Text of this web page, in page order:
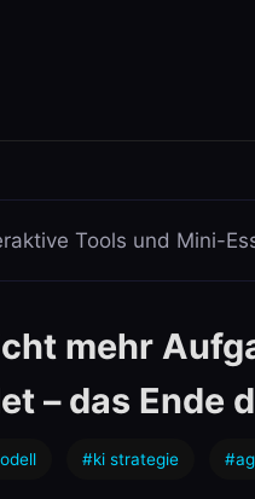
Tools und Mini-
mehr
– das Ende
#ki strategie